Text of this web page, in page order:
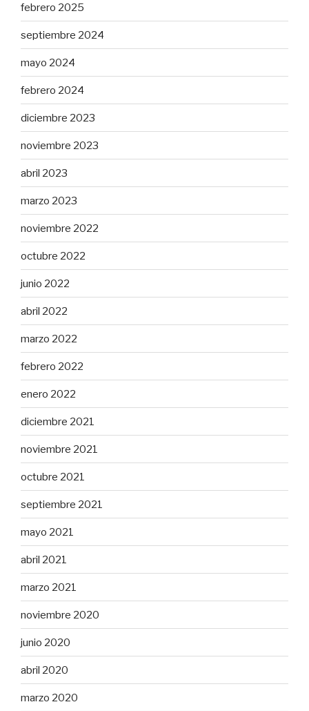
febrero 2025
septiembre 2024
mayo 2024
febrero 2024
diciembre 2023
noviembre 2023
abril 2023
marzo 2023
noviembre 2022
octubre 2022
junio 2022
abril 2022
marzo 2022
febrero 2022
enero 2022
diciembre 2021
noviembre 2021
octubre 2021
septiembre 2021
mayo 2021
abril 2021
marzo 2021
noviembre 2020
junio 2020
abril 2020
marzo 2020